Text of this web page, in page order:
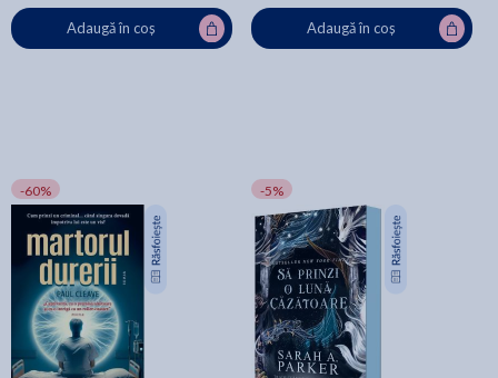
Adaugă în coș Adaugă în coș
-60% -5%